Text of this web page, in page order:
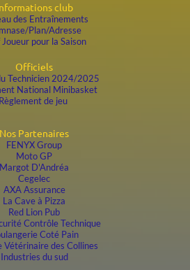
club
des Entraînements
Plan/Adresse
Joueur pour la Saison
Officiels
Technicien 2024/2025
National Minibasket
Règlement de jeu
Nos Partenaires
FENYX Group
Moto GP
Margot D'Andréa
Cegelec
AXA Assurance
La Cave à Pizza
Red Lion Pub
Contrôle Technique
Coté Pain
Vétérinaire des Collines
Industries du sud